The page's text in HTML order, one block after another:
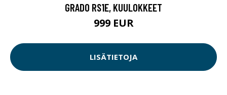
GRADO RS1E, KUULOKKEET
999 EUR
LISÄTIETOJA